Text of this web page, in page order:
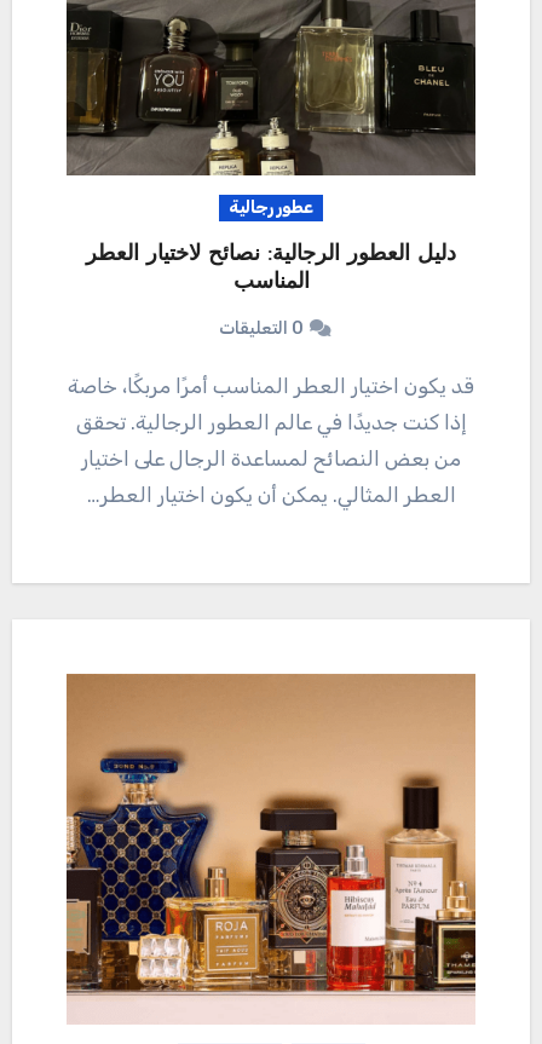
عطور رجالية
دليل العطور الرجالية: نصائح لاختيار العطر
المناسب
0 التعليقات
قد يكون اختيار العطر المناسب أمرًا مربكًا، خاصة
إذا كنت جديدًا في عالم العطور الرجالية. تحقق
من بعض النصائح لمساعدة الرجال على اختيار
العطر المثالي. يمكن أن يكون اختيار العطر…